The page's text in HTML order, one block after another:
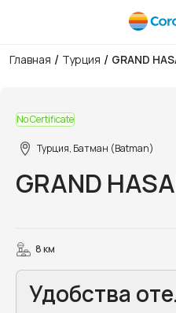
Главная / Турция / GRAND
No Certificate
Турция, Батман (Batman)
GRAND
8 км
Удобства